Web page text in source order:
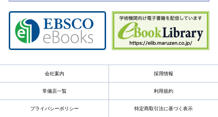
会社案内 採用情報
常備店一覧 利用規約
プライバシーポリシー 特定商取引法に基づく表示